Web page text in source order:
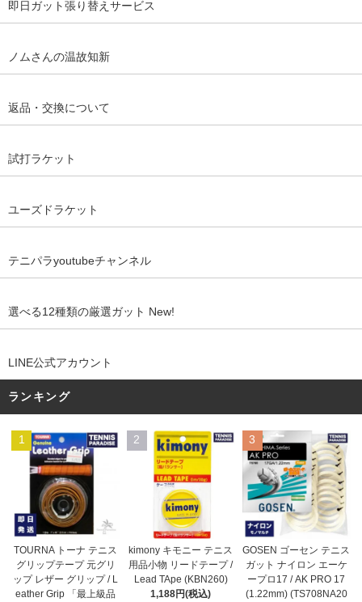
即日ガット張り替えサービス
ノムさんの温故知新
返品・交換について
試打ラケット
ユーズドラケット
テニパラyoutubeチャンネル
選べる12種類の厳選ガット New!
LINE公式アカウント
ランキング
1
TOURNA トーナ テニス
グリップテープ 元グリ
ップ レザー グリップ / L
eather Grip 「最上級品
2
kimony キモニー テニス
用品小物 リードテープ /
Lead TApe (KBN260)
1,188円(税込)
3
GOSEN ゴーセン テニス
ガット ナイロン エーケ
ープロ17 / AK PRO 17
(1.22mm) (TS708NA20